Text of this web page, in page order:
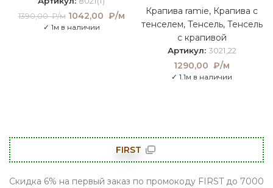
1390,00₽/м Первоначальная
цена составляла
1042,00 ₽/м Текущая
цена:
✓ 1м в наличии
Крапива ramie, Крапива с
тенселем, Тенсель, Тенсель
с крапивой
Артикул: 3021,22
1290,00 ₽/м
✓ 1.1м в наличии
FIRST
Скидка 6% на первый заказ по промокоду FIRST до 7000